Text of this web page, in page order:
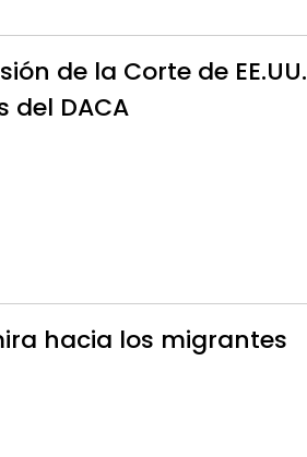
de la Corte de EE.UU.
del DACA
hacia los migrantes